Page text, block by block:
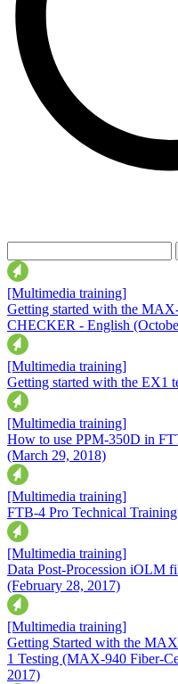
[Multimedia training]
Getting started with the
CHECKER - English
[Multimedia training]
Getting started with the EX1
[Multimedia training]
How to use PPM-350D in
(March 29, 2018)
[Multimedia training]
FTB-4 Pro Technical
[Multimedia training]
Data Post-Procession iOLM
(February 28, 2017)
[Multimedia training]
Getting Started with the
1 Testing (MAX-940 Fiber-
2017)